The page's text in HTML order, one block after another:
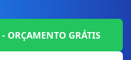
ORÇAMENTO GRÁTIS